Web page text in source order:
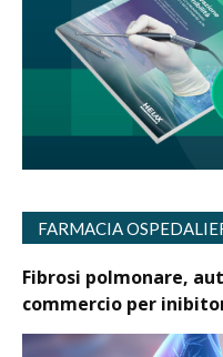
FARMACIA
Fibrosi polmonare,
commercio per